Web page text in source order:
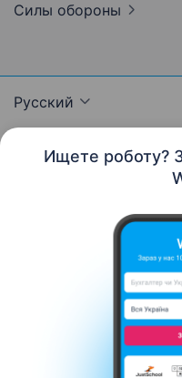
Ищете роботу?
Силы обороны
Русский
Контакты
Новости Work.ua
Условия использования
Работодателю